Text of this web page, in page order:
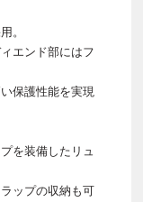
。
エンド部にはフ
保護性能を実現
を装備したリュ
ップの収納も可